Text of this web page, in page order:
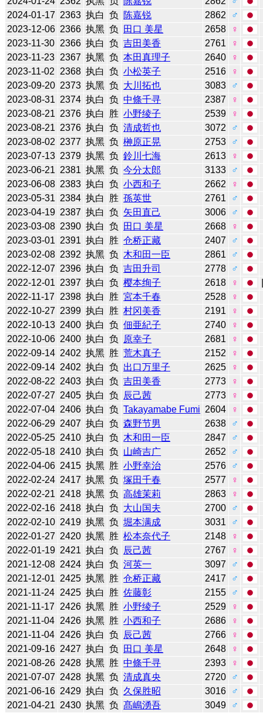
2024-01-17 2363 执白 负 陈嘉锐 2862
♂
2023-12-06 2366 执黑 负 田口 美星 2658
♀
2023-11-30 2366 执白 负 吉田美香 2761
♀
2023-11-23 2367 执黑 负 本田真理子 2640
♀
2023-11-02
2368 执白 负 小松英子 2516
♀
2023-09-20 2373 执黑 负 大川拓也 3083
♂
2023-08-31 2374 执白 负 中條千寻 2387
♀
2023-08-21 2376 执白 胜 小野绫子 2539
♀
2023-08-21 2376 执白 负 清成哲也 3072
♂
2023-08-02 2377 执黑 负 榊原正晃 2753
♂
2023-07-13 2379 执黑 负 鈴川七海 2613
♀
2023-06-21 2381 执黑 负 今分太郎 3133
♂
2023-06-08 2383 执白 负 小西和子 2662
♀
2023-05-31 2384 执白 胜 孫英世 2761
♂
2023-04-19 2387 执白 负 矢田直己 3006
♂
2023-03-08 2390 执白 负 田口 美星 2668
♀
2023-03-01 2391 执白 胜 仓桥正藏 2407
♂
2023-02-08 2392 执黑 负 木和田一臣 2861
♂
2022-12-07 2396 执白 负 吉田升司 2778
♂
2022-12-01 2397 执白 负 樱本绚子 2618 ♀
2022-11-17
2398 执白 胜 宮本千春 2528
♀
2022-10-27 2399 执白 胜 村冈美香 2191
♀
2022-10-13 2400 执白 负 佃亜紀子 2740
♀
2022-10-06 2400 执白 负 原幸子 2681
♀
2022-09-14 2402 执黑 胜 荒木真子 2152
♀
2022-09-14 2402 执白 负 出口万里子 2625
♀
2022-08-22 2403 执白 负 吉田美香 2773
♀
2022-07-27 2405 执白 负 辰己茜 2773
♀
2022-07-04 2406 执白 负 Takayamabe Fumi 2604
♀
2022-06-29 2407 执白 负 森野节男 2638
♂
2022-05-25 2410 执白 负 木和田一臣 2847
♂
2022-05-18 2410 执白 负 山崎吉广 2652
♂
2022-04-06 2415 执黑 胜 小野幸治 2576
♂
2022-02-24 2417 执黑 负 塚田千春 2577
♀
2022-02-21 2418 执黑 负 高雄茉莉 2863
♀
2022-02-16 2418 执白 负 大山国夫 2700
♂
2022-02-10 2419 执黑 负 堀本满成 3031
♂
2022-01-27 2420 执黑 胜 松本奈代子 2148
♀
2022-01-19 2421 执白 负 辰己茜 2767
♀
2021-12-08 2424 执白 负 河英一 3097
♂
2021-12-01 2425 执黑 胜 仓桥正藏 2417
♂
2021-11-24 2425 执白 胜 佐藤彰 2155
♂
2021-11-17
2426 执黑 胜 小野绫子 2529
♀
2021-11-04 2426 执黑 胜 小西和子 2686
♀
2021-11-04 2426 执白 负 辰己茜 2766
♀
2021-09-16 2427 执白 负 田口 美星 2648
♀
2021-08-26 2428 执黑 胜 中條千寻 2393
♀
2021-07-07 2428 执黑 负 清成真央 2720
♂
2021-06-16 2429 执白 负 久保胜昭 3016
♂
2021-04-21 2430 执黑 负 髙嶋湧吾 3049 ♂